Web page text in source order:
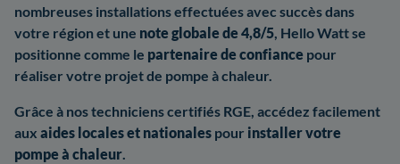
nombreuses installations effectuées avec succès dans
votre région et une note globale de 4,8/5, Hello Watt se
positionne comme le partenaire de confiance pour
réaliser votre projet de pompe à chaleur.
Grâce à nos techniciens certifiés RGE, accédez facilement
aux aides locales et nationales pour installer votre
pompe à chaleur.